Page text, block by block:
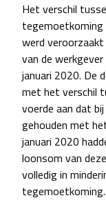
Het verschil
werd
van de
januari 2020. De
met het verschil
voerde aan dat
gehouden met
januari 2020
loonsom van
volledig in
tegemoetkoming.